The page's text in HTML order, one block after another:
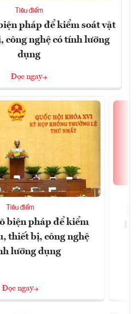
Tiêu điểm
pháp để kiểm soát vật
công nghệ có tính lưỡng
dụng
Đọc ngay
Tiêu điểm
biện pháp để kiểm
thiết bị, công nghệ
lưỡng dụng
Đọc ngay